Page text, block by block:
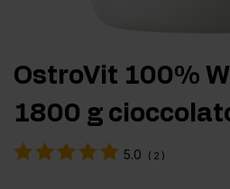
OstroVit 100%
1800 g
5.0 ( 2 )